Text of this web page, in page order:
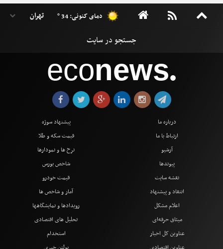
دمای کنونی: 34 °
econews●
درباره ما
ارتباط با ما
آرشیو
پیوندها
نقشه سایت
انتقاد و پیشنهاد
اعلام مشکل
میثاق حرفه‌ای
پیشنهاد سوژه
قیمت سکه و طلا
نرخ ها و نمودارها
شاخص بورس
قیمت خودرو
آمار و شاخص ها
رویدادها و نمایشگاهها
تحلیل های اقتصادی
عناوین کل اخبار
استخدام